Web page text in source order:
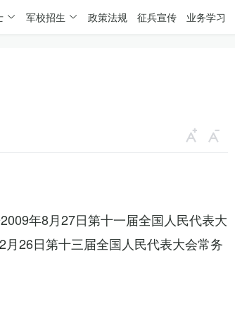
军校招生 政策法规 征兵宣传 业务学习
年8月27日第十一届全国人民代表大
26日第十三届全国人民代表大会常务